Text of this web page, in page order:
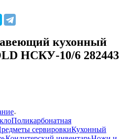
кухонный
НСКУ-10/6 282443
Поликарбонатная
сервировкиКухонный